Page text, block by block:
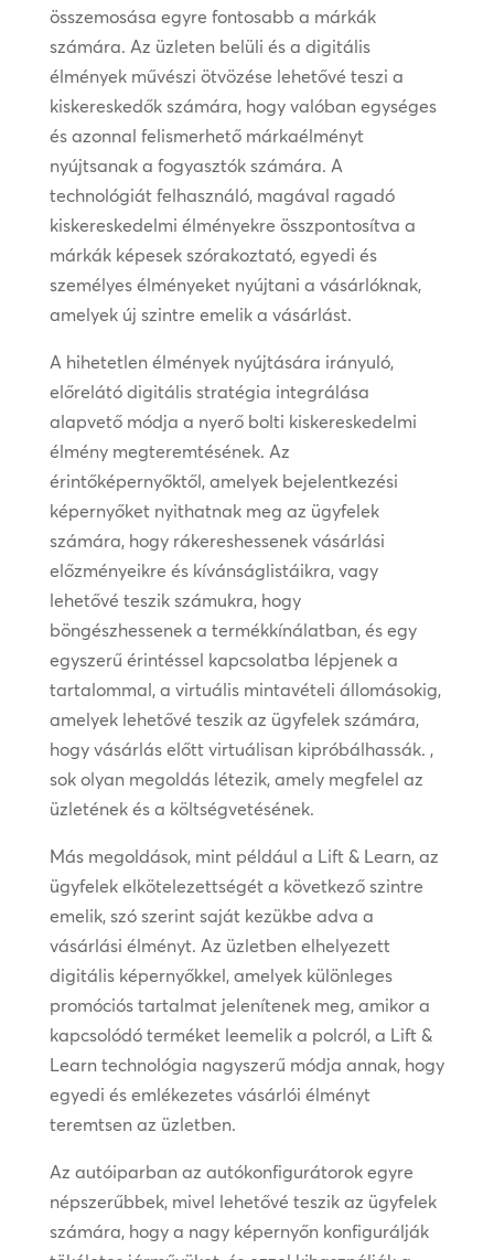
összemosása egyre fontosabb a márkák
számára. Az üzleten belüli és a digitális
élmények művészi ötvözése lehetővé teszi a
kiskereskedők számára, hogy valóban egységes
és azonnal felismerhető márkaélményt
nyújtsanak a fogyasztók számára. A
technológiát felhasználó, magával ragadó
kiskereskedelmi élményekre összpontosítva a
márkák képesek szórakoztató, egyedi és
személyes élményeket nyújtani a vásárlóknak,
amelyek új szintre emelik a vásárlást.
A hihetetlen élmények nyújtására irányuló,
előrelátó digitális stratégia integrálása
alapvető módja a nyerő bolti kiskereskedelmi
élmény megteremtésének. Az
érintőképernyőktől, amelyek bejelentkezési
képernyőket nyithatnak meg az ügyfelek
számára, hogy rákereshessenek vásárlási
előzményeikre és kívánságlistáikra, vagy
lehetővé teszik számukra, hogy
böngészhessenek a termékkínálatban, és egy
egyszerű érintéssel kapcsolatba lépjenek a
tartalommal, a virtuális mintavételi állomásokig,
amelyek lehetővé teszik az ügyfelek számára,
hogy vásárlás előtt virtuálisan kipróbálhassák. ,
sok olyan megoldás létezik, amely megfelel az
üzletének és a költségvetésének.
Más megoldások, mint például a Lift & Learn, az
ügyfelek elkötelezettségét a következő szintre
emelik, szó szerint saját kezükbe adva a
vásárlási élményt. Az üzletben elhelyezett
digitális képernyőkkel, amelyek különleges
promóciós tartalmat jelenítenek meg, amikor a
kapcsolódó terméket leemelik a polcról, a Lift &
Learn technológia nagyszerű módja annak, hogy
egyedi és emlékezetes vásárlói élményt
teremtsen az üzletben.
Az autóiparban az autókonfigurátorok egyre
népszerűbbek, mivel lehetővé teszik az ügyfelek
számára, hogy a nagy képernyőn konfigurálják